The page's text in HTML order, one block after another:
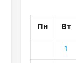
Пн Вт
1